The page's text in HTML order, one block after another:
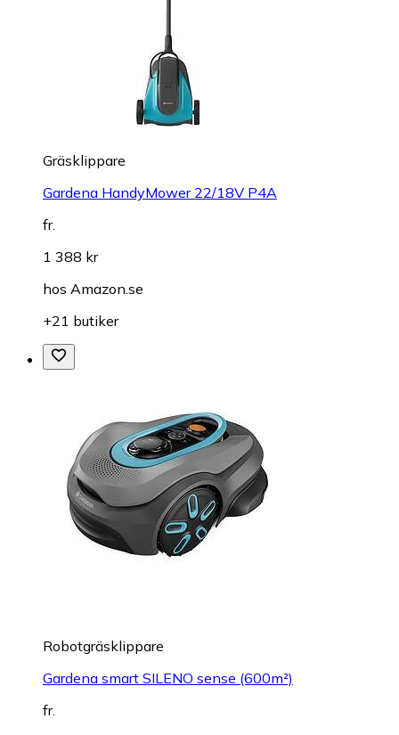
Gräsklippare
Gardena HandyMower 22/18V P4A
fr.
1 388 kr
hos Amazon.se
+21 butiker
Robotgräsklippare
Gardena smart SILENO sense (600m²)
fr.